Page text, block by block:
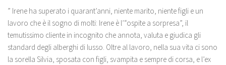
” Irene ha superato i quarant’anni, niente marito, niente figli e un
lavoro che è il sogno di molti: Irene è l’“ospite a sorpresa”, il
temutissimo cliente in incognito che annota, valuta e giudica gli
standard degli alberghi di lusso. Oltre al lavoro, nella sua vita ci sono
la sorella Silvia, sposata con figli, svampita e sempre di corsa, e l’ex